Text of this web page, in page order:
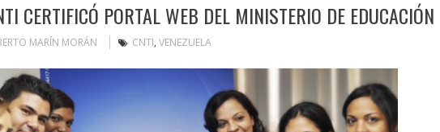
CERTIFICÓ PORTAL WEB DEL MINISTERIO DE EDUCACIÓN
MARÍN MORÁN CNTI, VENEZUELA